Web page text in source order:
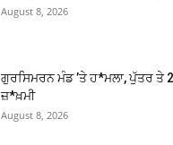
August 8, 2026
ਗੁਰਸਿਮਰਨ ਮੰਡ ’ਤੇ ਹ*ਮਲਾ, ਪੁੱਤਰ ਤੇ
ਜ਼*ਖ਼ਮੀ
August 8, 2026